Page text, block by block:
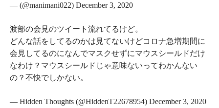
— (@manimani022) December 3, 2020
渡部の会見のツイート流れてるけど。
どんな話をしてるのかは見てないけどコロナ急増期間に
会見してるのになんでマスクせずにマウスシールドだけ
なわけ？マウスシールドじゃ意味ないってわかんない
の？不快でしかない。
— Hidden Thoughts (@HiddenT22678954) December 3, 2020